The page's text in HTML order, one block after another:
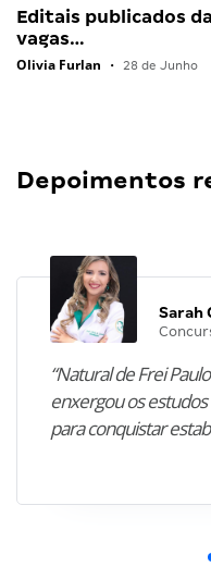
Editais publicados
vagas…
Olivia Furlan • 28 de Junho
Depoimentos
Sarah
“Natural de Frei
enxergou os
para conquistar